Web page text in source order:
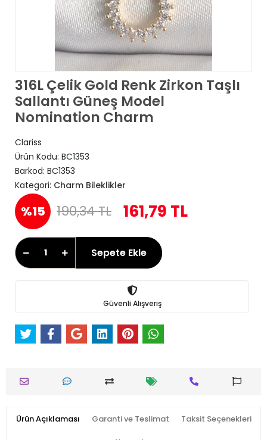
316L Çelik Gold Renk Zirkon Taşlı
Sallantı Güneş Model
Nomination Charm
Clariss
Ürün Kodu: BC1353
Barkod: BC1353
Kategori: Charm Bileklikler
%15 190,34 TL 161,79 TL
Sepete Ekle
Güvenli Alışveriş
Ürün Açıklaması Garanti ve Teslimat Taksit Seçenekleri